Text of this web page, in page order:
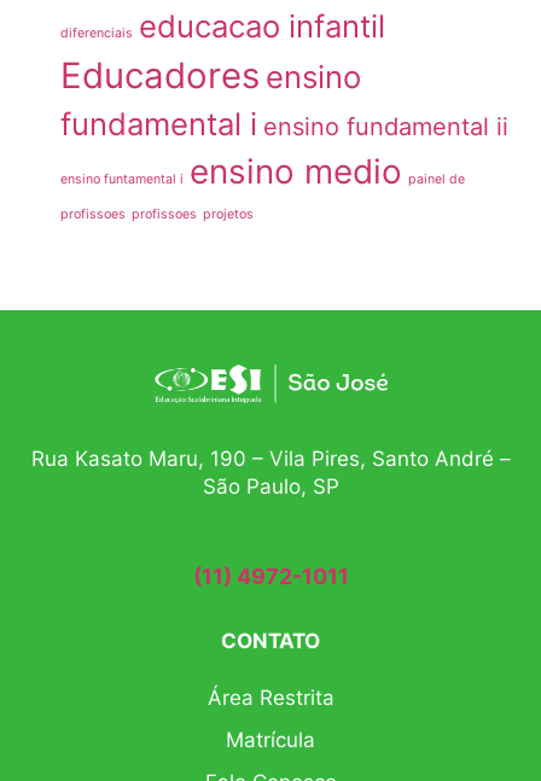
diferenciais educacao infantil
Educadores ensino
fundamental i ensino fundamental ii
ensino funtamental i ensino medio painel de
profissoes profissoes projetos
Rua Kasato Maru, 190 – Vila Pires, Santo André –
São Paulo, SP
(11) 4972-1011
CONTATO
Área Restrita
Matrícula